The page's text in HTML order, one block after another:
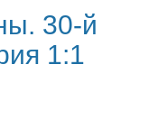
30-й
1:1